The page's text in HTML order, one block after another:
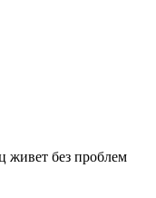
без проблем